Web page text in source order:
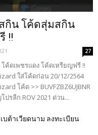
กิน โค้ดสุ่มสกิน
!!
27
ค้ดเพชรแดง โค้ดเหรียญฟรี !!
ใส่โค้ดก่อน 20/12/2564
โค้ด >> BUVFZBZ6UJBNR
รลีก ROV 2021 ด่วน...
บต้าเวียดนาม ลงทะเบียน